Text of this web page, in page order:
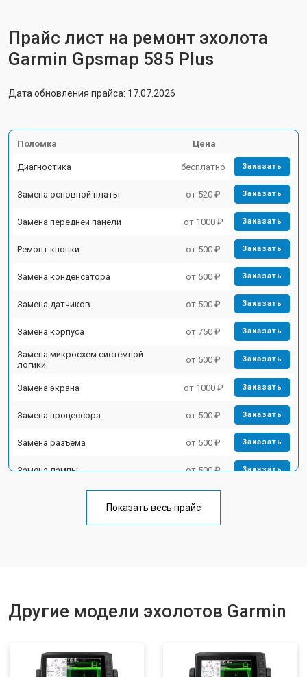
Прайс лист на ремонт эхолота
Garmin Gpsmap 585 Plus
Дата обновления прайса: 17.07.2026
Поломка Цена
Диагностика бесплатно Заказать
Замена основной платы от 520 ₽ Заказать
Замена передней панели от 1000 ₽ Заказать
Ремонт кнопки от 500 ₽ Заказать
Замена конденсатора от 500 ₽ Заказать
Замена датчиков от 500 ₽ Заказать
Замена корпуса от 750 ₽ Заказать
Замена микросхем системной
логики
от 500 ₽ Заказать
Замена экрана от 1000 ₽ Заказать
Замена процессора от 500 ₽ Заказать
Замена разъёма от 500 ₽ Заказать
Замена лампы от 500 ₽ Заказать
Показать весь прайс
Другие модели эхолотов Garmin